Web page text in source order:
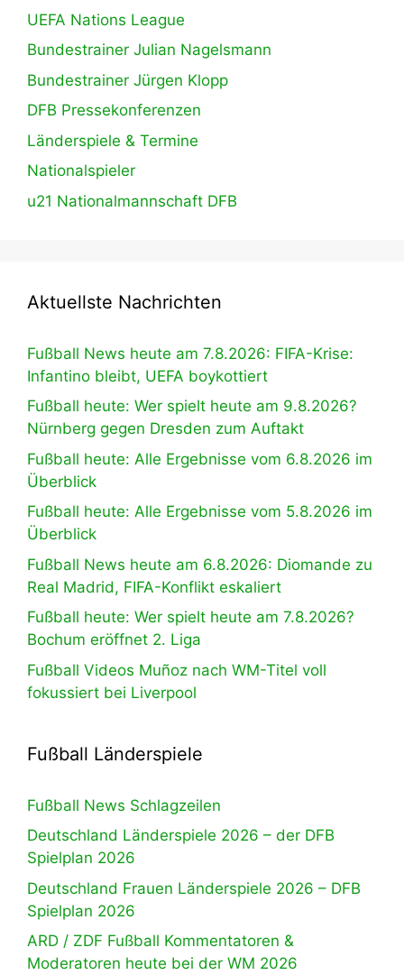
UEFA Nations League
Bundestrainer Julian Nagelsmann
Bundestrainer Jürgen Klopp
DFB Pressekonferenzen
Länderspiele & Termine
Nationalspieler
u21 Nationalmannschaft DFB
Aktuellste Nachrichten
Fußball News heute am 7.8.2026: FIFA-Krise:
Infantino bleibt, UEFA boykottiert
Fußball heute: Wer spielt heute am 9.8.2026?
Nürnberg gegen Dresden zum Auftakt
Fußball heute: Alle Ergebnisse vom 6.8.2026 im
Überblick
Fußball heute: Alle Ergebnisse vom 5.8.2026 im
Überblick
Fußball News heute am 6.8.2026: Diomande zu
Real Madrid, FIFA-Konflikt eskaliert
Fußball heute: Wer spielt heute am 7.8.2026?
Bochum eröffnet 2. Liga
Fußball Videos Muñoz nach WM-Titel voll
fokussiert bei Liverpool
Fußball Länderspiele
Fußball News Schlagzeilen
Deutschland Länderspiele 2026 – der DFB
Spielplan 2026
Deutschland Frauen Länderspiele 2026 – DFB
Spielplan 2026
ARD / ZDF Fußball Kommentatoren &
Moderatoren heute bei der WM 2026